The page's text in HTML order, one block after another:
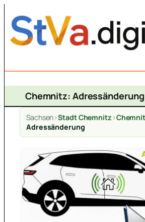
Inhalt
springen
Chemnitz:
Sachsen>Stadt Chemnitz >
Adressänderung